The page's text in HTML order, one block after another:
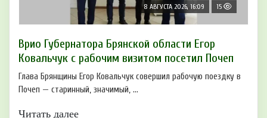
8 АВГУСТА 2026, 16:09 15
Врио Губернатора Брянской области Егор
Ковальчук с рабочим визитом посетил Почеп
Глава Брянщины Егор Ковальчук совершил рабочую поездку в
Почеп — старинный, значимый, ...
Читать далее